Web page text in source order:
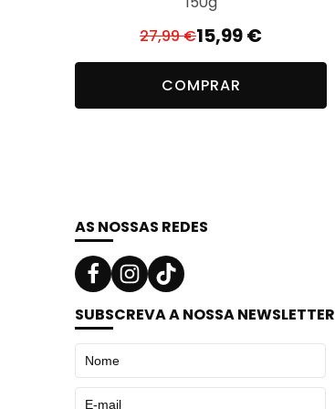
27,99€O
preço
original
era:
15,99€
O
preço
atual
é:
COMPRAR
AS NOSSAS REDES
SUBSCREVA A NOSSA NEWSLETTER